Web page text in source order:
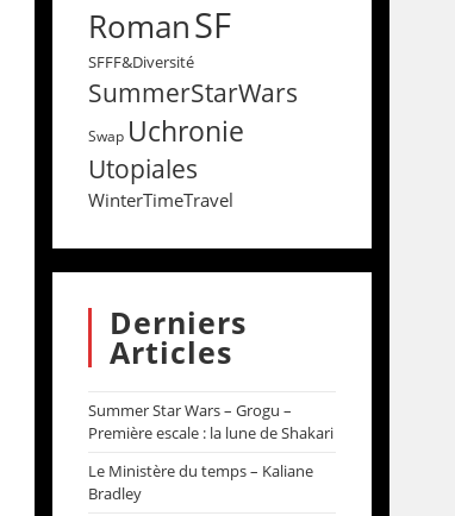
RomanSF
SFFF&Diversité
SummerStarWars
Swap Uchronie
Utopiales
WinterTimeTravel
Derniers
Articles
Summer Star Wars – Grogu –
Première escale : la lune de Shakari
Le Ministère du temps – Kaliane
Bradley